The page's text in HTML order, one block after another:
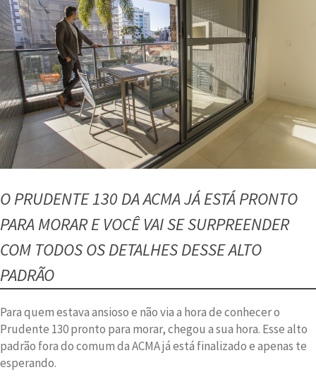
O PRUDENTE 130 DA ACMA JÁ ESTÁ PRONTO
PARA MORAR E VOCÊ VAI SE SURPREENDER
COM TODOS OS DETALHES DESSE ALTO
PADRÃO
Para quem estava ansioso e não via a hora de conhecer o
Prudente 130 pronto para morar, chegou a sua hora. Esse alto
padrão fora do comum da ACMA já está finalizado e apenas te
esperando.